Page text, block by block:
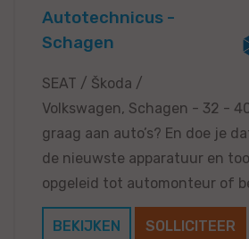
Autotechnicus -
Schagen
SEAT / Škoda /
Volkswagen, Schagen - 32 -
graag aan auto’s? En doe je
de nieuwste apparatuur en
opgeleid tot automonteur of
BEKIJKEN SOLLICITEER